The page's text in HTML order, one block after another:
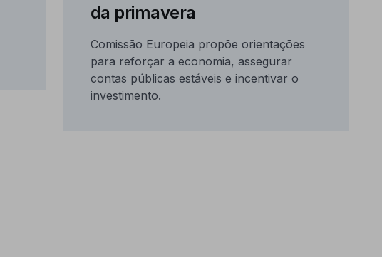
da primavera
Comissão Europeia propõe orientações
para reforçar a economia, assegurar
contas públicas estáveis e incentivar o
investimento.